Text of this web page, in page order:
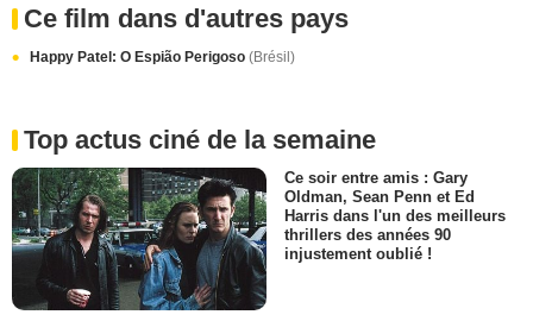
Ce film dans d'autres pays
Happy Patel: O Espião Perigoso (Brésil)
Top actus ciné de la semaine
Ce soir entre amis : Gary
Oldman, Sean Penn et Ed
Harris dans l'un des meilleurs
thrillers des années 90
injustement oublié !